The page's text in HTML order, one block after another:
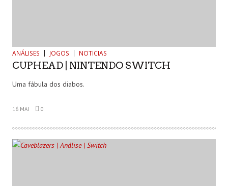
ANÁLISES JOGOS NOTICIAS
CUPHEAD | NINTENDO SWITCH
Uma fábula dos diabos.
16 MAI 0